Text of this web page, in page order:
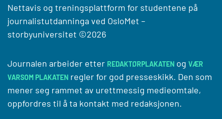
Nettavis og treningsplattform for studentene på
journalistutdanninga ved OsloMet –
storbyuniversitet ©2026
Journalen arbeider etter REDAKTØRPLAKATEN og VÆR
VARSOM PLAKATEN regler for god presseskikk. Den som
mener seg rammet av urettmessig medieomtale,
oppfordres til å ta kontakt med redaksjonen.